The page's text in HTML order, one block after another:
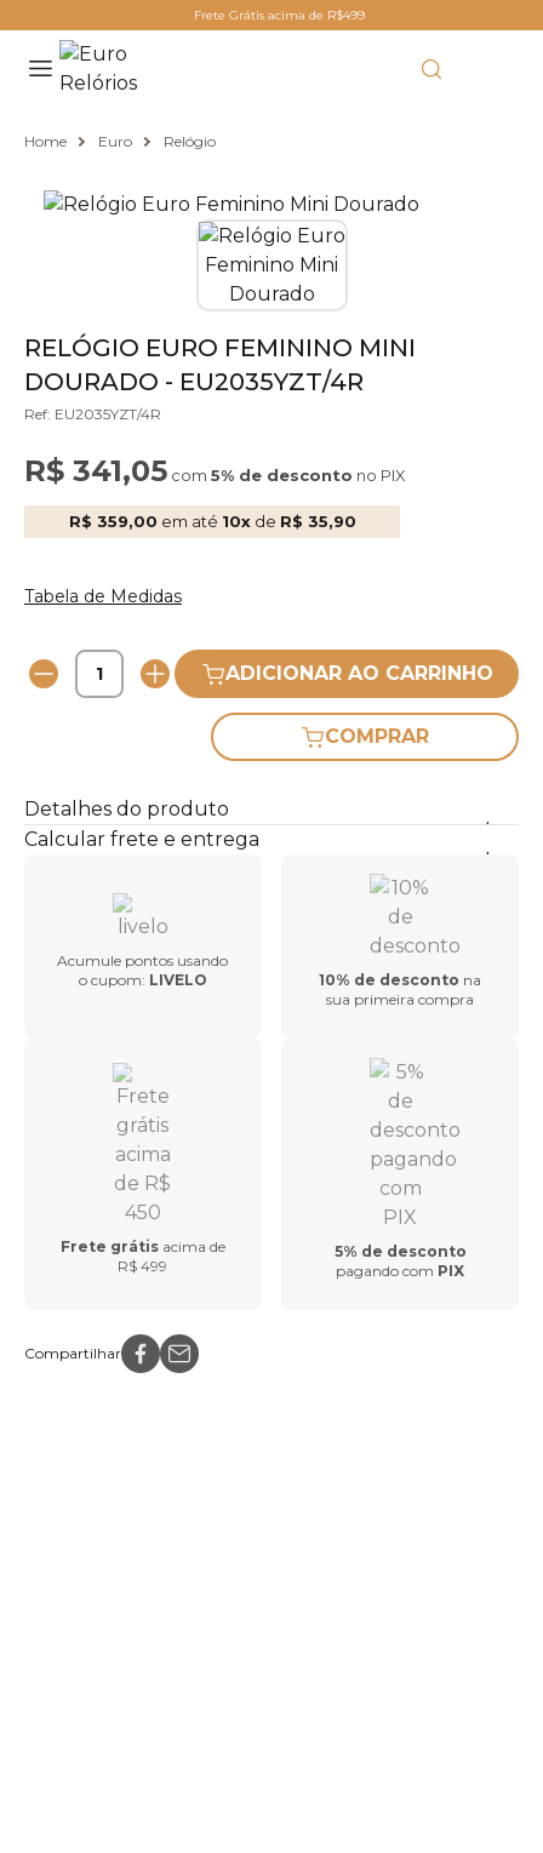
Frete Grátis acima de R$499
Home Euro Relógio
RELÓGIO EURO FEMININO MINI
DOURADO - EU2035YZT/4R
Ref: EU2035YZT/4R
R$ 341,05 com 5% de desconto no PIX
R$ 359,00 em até 10xde R$ 35,90
Tabela de Medidas
ADICIONAR AO CARRINHO
COMPRAR
Detalhes do produto
Calcular frete e entrega
Acumule pontos usando
o cupom: LIVELO 10% de desconto na
sua primeira compra
Frete grátis acima de
R$ 499
5% de desconto
pagando com PIX
Compartilhar